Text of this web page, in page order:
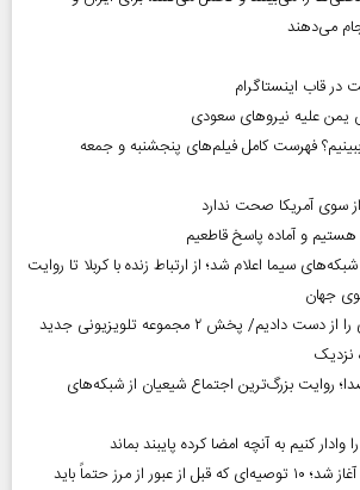
می‌دهند
قاب اینستاگرام
یمن علیه نیروهای سعودی
فهرست کامل فیلم‌های پنجشنبه و جمعه
سوی آمریکا صحت ندارد
و آماده پاسخ قاطعیم
سیما اعلام شد؛ از ارتباط زنده با کربلا تا روایت
جهان
هنرمند منحصر‌به‌فردی را از دست دادیم/ پخش ۲ مجموعه تلویزیونی جدید
نزدیک
در قاب صدا؛ روایت بزرگ‌ترین اجتماع شیعیان از شبکه‌های
کنیم به آنچه امضا کرده پایبند بماند
بازگشت زائران اربعین آغاز شد؛ ۱۰ توصیه‌ای که قبل از عبور از مرز حتماً باید